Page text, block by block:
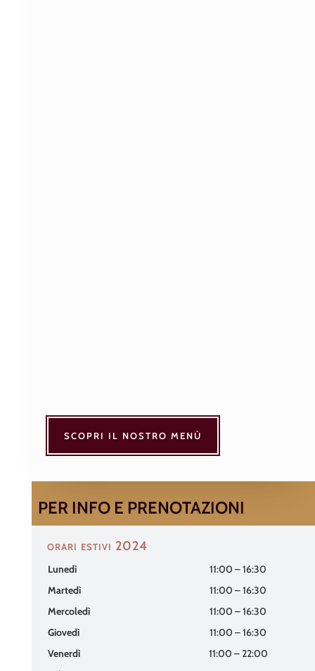
SCOPRI IL NOSTRO MENÙ
PER INFO E PRENOTAZIONI
orari estivi 2024
Lunedì
11:00 – 16:30
Martedì
11:00 – 16:30
Mercoledì
11:00 – 16:30
Giovedì
11:00 – 16:30
Venerdì
11:00 – 22:00